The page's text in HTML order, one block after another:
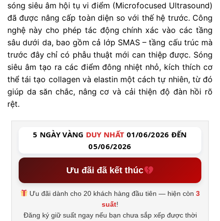
sóng siêu âm hội tụ vi điểm (Microfocused Ultrasound)
đã được nâng cấp toàn diện so với thế hệ trước. Công
nghệ này cho phép tác động chính xác vào các tầng
sâu dưới da, bao gồm cả lớp SMAS – tầng cấu trúc mà
trước đây chỉ có phẫu thuật mới can thiệp được. Sóng
siêu âm tạo ra các điểm đông nhiệt nhỏ, kích thích cơ
thể tái tạo collagen và elastin một cách tự nhiên, từ đó
giúp da săn chắc, nâng cơ và cải thiện độ đàn hồi rõ
rệt.
5 NGÀY VÀNG DUY NHẤT 01/06/2026 ĐẾN
05/06/2026
Ưu đãi đã kết thúc
Ưu đãi dành cho 20 khách hàng đầu tiên — hiện còn3
suất!
Đăng ký giữ suất ngay nếu bạn chưa sắp xếp được thời